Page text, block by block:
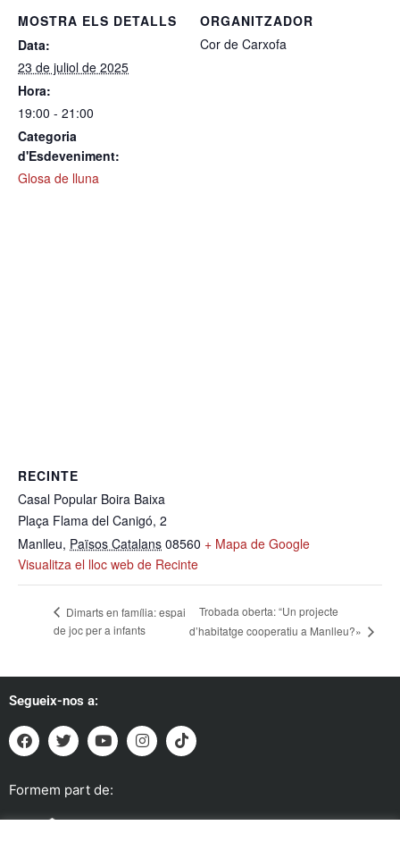
MOSTRA ELS DETALLS
Data:
23 de juliol de 2025
Hora:
19:00 - 21:00
Categoria
d'Esdeveniment:
Glosa de lluna
ORGANITZADOR
Cor de Carxofa
RECINTE
Casal Popular Boira Baixa
Plaça Flama del Canigó, 2
Manlleu, Països Catalans 08560 + Mapa de Google
Visualitza el lloc web de Recinte
Dimarts en família: espai
de joc per a infants
Trobada oberta: “Un projecte
d’habitatge cooperatiu a Manlleu?»
Segueix-nos a:
Formem part de: